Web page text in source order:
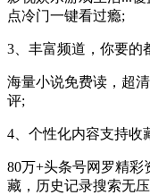
点冷门一键看过瘾;
3、丰富频道，你要的
海量小说免费读，超
评;
4、个性化内容支持收
80万+头条号网罗精
藏，历史记录搜索无压